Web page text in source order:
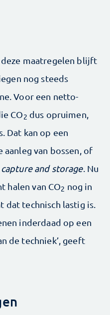
maatregelen blijft
nog steeds
Voor een netto-
CO2 dus opruimen,
Dat kan op een
van bossen, of
and storage. Nu
halen van CO2 nog in
dat technisch lastig is.
inderdaad op een
de techniek’, geeft